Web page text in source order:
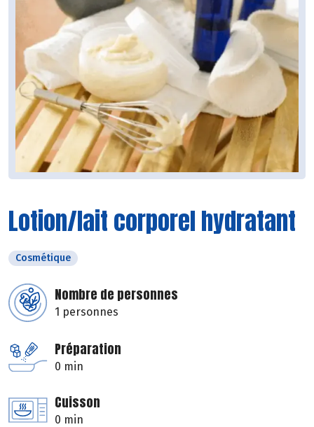
Lotion/lait corporel hydratant
Cosmétique
Nombre de personnes
1 personnes
Préparation
0 min
Cuisson
0 min